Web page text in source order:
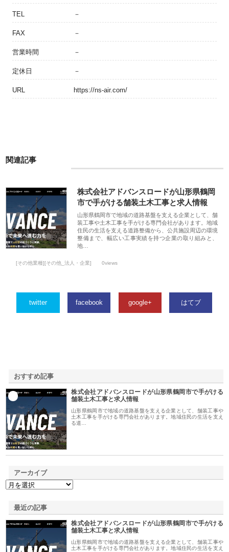
TEL －
FAX －
営業時間 －
定休日 －
URL https://ns-air.com/
関連記事
株式会社アドバンスロードが山形県鶴岡
市で手がける舗装土木工事と求人情報
山形県鶴岡市で地域の道路基盤を支える企業として、舗
装工事や土木工事を手がける専門会社があります。地域
住民の生活を支える道路整備から、公共施設周辺の環境
整備まで、幅広い工事実績を持つ企業の取り組みと、
地…
[その他業種][その他_法人・企業] 0views
twitter facebook google+ はてブ
おすすめ記事
株式会社アドバンスロードが山形県鶴岡市で手がける
舗装土木工事と求人情報
山形県鶴岡市で地域の道路基盤を支える企業として、舗装工事や
土木工事を手がける専門会社があります。地域住民の生活を支え
る道…
アーカイブ
最近の記事
株式会社アドバンスロードが山形県鶴岡市で手がける
舗装土木工事と求人情報
山形県鶴岡市で地域の道路基盤を支える企業として、舗装工事や
土木工事を手がける専門会社があります。地域住民の生活を支え